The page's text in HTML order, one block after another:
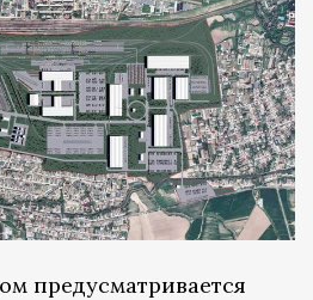
предусматривается